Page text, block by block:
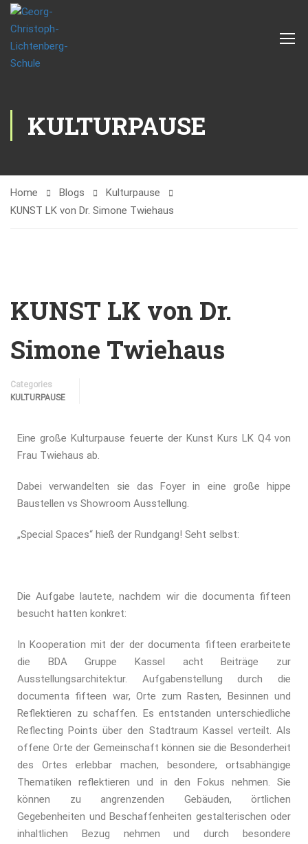
KULTURPAUSE
Home Blogs
Kulturpause
KUNST LK von Dr. Simone Twiehaus
KUNST LK von Dr.
Simone Twiehaus
Categories
KULTURPAUSE
Eine große Kulturpause feuerte der Kunst Kurs LK Q4 von
Frau Twiehaus ab.
Dabei verwandelten sie das Foyer in eine große hippe
Baustellen vs Showroom Ausstellung.
„Special Spaces“ hieß der Rundgang! Seht selbst:
Die Aufgabe lautete, nachdem wir die documenta fifteen
besucht hatten konkret:
In Kooperation mit der der documenta fifteen erarbeitete
die BDA Gruppe Kassel acht Beiträge zur
Ausstellungsarchitektur. Aufgabenstellung durch die
documenta fifteen war, Orte zum Rasten, Besinnen und
Reflektieren zu schaffen. Es entstanden unterschiedliche
Reflecting Points über den Stadtraum Kassel verteilt. Als
offene Orte der Gemeinschaft können sie die Besonderheit
des Ortes erlebbar machen, besondere, ortsabhängige
Thematiken reflektieren und in den Fokus nehmen. Sie
können zu angrenzenden Gebäuden, örtlichen
Gegebenheiten und Beschaffenheiten gestalterischen oder
inhaltlichen Bezug nehmen und durch besondere